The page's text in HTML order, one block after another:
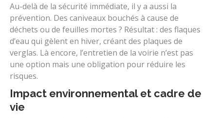
Au-delà de la sécurité immédiate, il y a aussi la
prévention. Des caniveaux bouchés à cause de
déchets ou de feuilles mortes ? Résultat : des flaques
d’eau qui gèlent en hiver, créant des plaques de
verglas. Là encore, l’entretien de la voirie n’est pas
une option mais une obligation pour réduire les
risques.
Impact environnemental et cadre de
vie